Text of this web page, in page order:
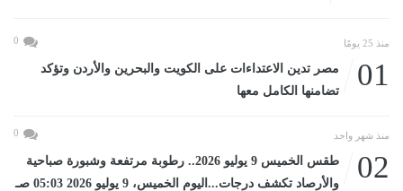
منذ 25 يومًا 0
01
مصر تدين الاعتداءات على الكويت والبحرين والأردن وتؤكد
تضامنها الكامل معها
منذ شهر واحد 0
02
طقس الخميس 9 يوليو 2026.. رطوبة مرتفعة وشبورة صباحية
والأرصاد تكشف درجات...اليوم الخميس، 9 يوليو 2026 05:03 صـ